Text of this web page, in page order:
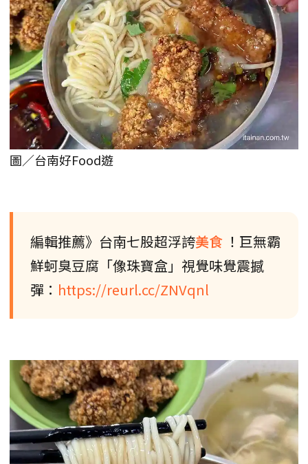
圖／台南好Food遊
編輯推薦》台南七股超浮誇美食 ！巨無霸
鮮蚵臭豆腐「像珠寶盒」視覺味覺震撼
彈： https://reurl.cc/ZNVqnl